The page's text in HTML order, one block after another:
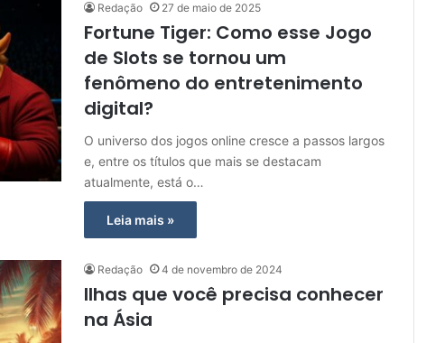
Redação 27 de maio de 2025
Fortune Tiger: Como esse Jogo
de Slots se tornou um
fenômeno do entretenimento
digital?
O universo dos jogos online cresce a passos largos
e, entre os títulos que mais se destacam
atualmente, está o…
Leia mais »
Redação 4 de novembro de 2024
Ilhas que você precisa conhecer
na Ásia